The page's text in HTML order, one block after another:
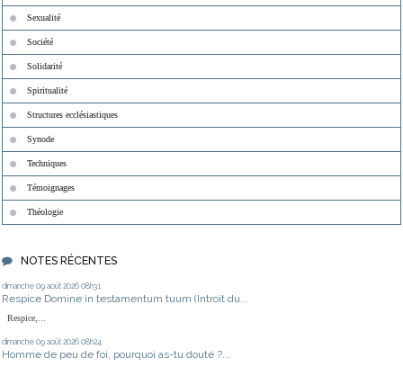
Sexualité
Société
Solidarité
Spiritualité
Structures ecclésiastiques
Synode
Techniques
Témoignages
Théologie
NOTES RÉCENTES
dimanche 09 août 2026 08h31
Respice Domine in testamentum tuum (Introit du...
Respice,...
dimanche 09 août 2026 08h24
Homme de peu de foi, pourquoi as-tu douté ?...